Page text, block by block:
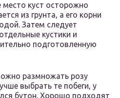
место куст осторожно
из грунта, а его корни
Затем следует
кустики и
подготовленную
размножать розу
выбрать те побеги, у
бутон. Хорошо подходят